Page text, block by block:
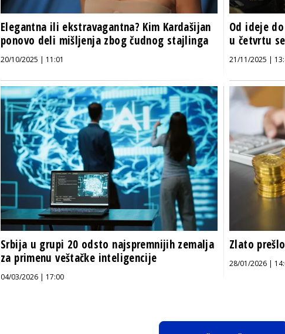
Elegantna ili ekstravagantna? Kim Kardašijan
ponovo deli mišljenja zbog čudnog stajlinga
20/10/2025 | 11:01
Od ideje
u četvrtu
21/11/2025 |
Srbija u grupi 20 odsto najspremnijih zemalja
za primenu veštačke inteligencije
04/03/2026 | 17:00
Zlato
28/01/2026 |